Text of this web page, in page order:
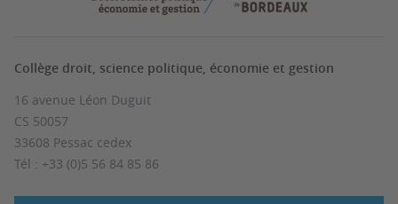
Collège droit, science politique, économie et gestion
16 avenue Léon Duguit
CS 50057
33608 Pessac cedex
Tél : +33 (0)5 56 84 85 86